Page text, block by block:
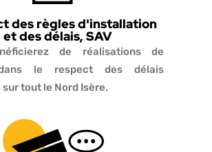
des règles d'installation
et des délais, SAV
de réalisations de
le respect des délais
tout le Nord Isère.